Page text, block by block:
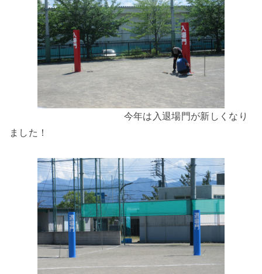
今年は入退場門が新しくなり
ました！